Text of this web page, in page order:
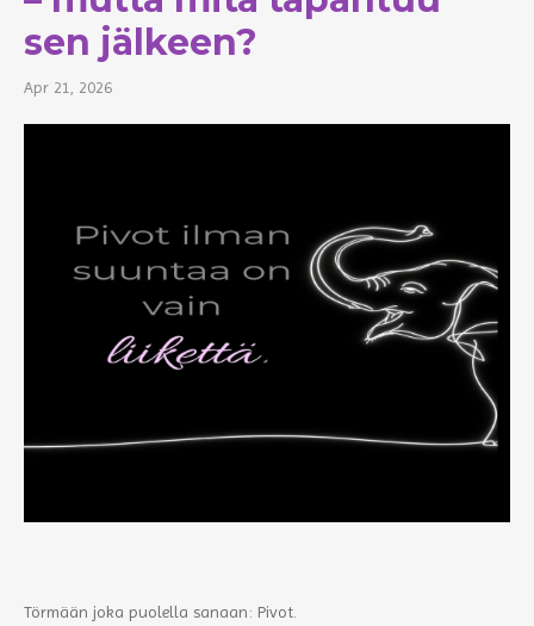
sen jälkeen?
Apr 21, 2026
Törmään joka puolella sanaan: Pivot.